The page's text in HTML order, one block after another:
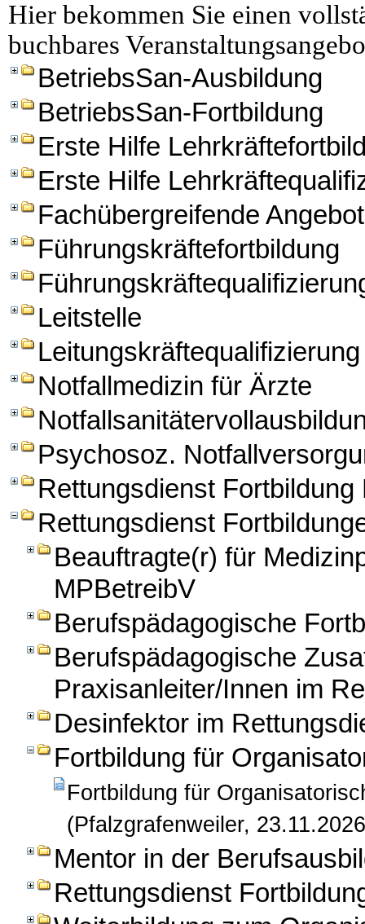
Hier bekommen Sie einen
buchbares
BetriebsSan-Ausbildung
BetriebsSan-Fortbildung
Erste Hilfe
Erste Hilfe
Fachübergreifende
Führungskräftefortbildung
Leitstelle
Leitungskräftequalifizierung
Notfallmedizin für Ärzte
Psychosoz.
Rettungsdienst Fortbildung
Rettungsdienst
Beauftragte(r) für
MPBetreibV
Berufspädagogische
Berufspädagogische
Praxisanleiter/Innen im
Desinfektor im
Fortbildung für
Fortbildung für
(Pfalzgrafenweiler,
Mentor in der
Rettungsdienst